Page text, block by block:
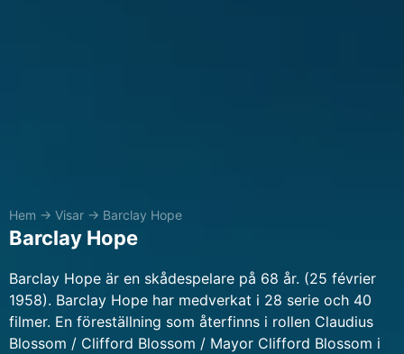
Hem → Visar → Barclay Hope
Barclay Hope
Barclay Hope är en skådespelare på 68 år. (25 février
1958). Barclay Hope har medverkat i 28 serie och 40
filmer. En föreställning som återfinns i rollen Claudius
Blossom / Clifford Blossom / Mayor Clifford Blossom i